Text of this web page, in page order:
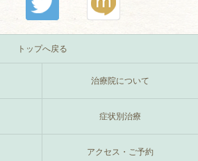
トップへ戻る
治療院について
症状別治療
アクセス・ご予約